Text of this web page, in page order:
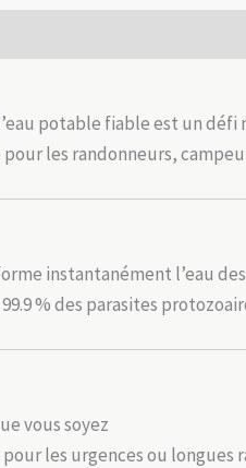
potable fiable est un défi
les randonneurs,
instantanément l’eau
% des parasites
vous soyez
les urgences ou longues